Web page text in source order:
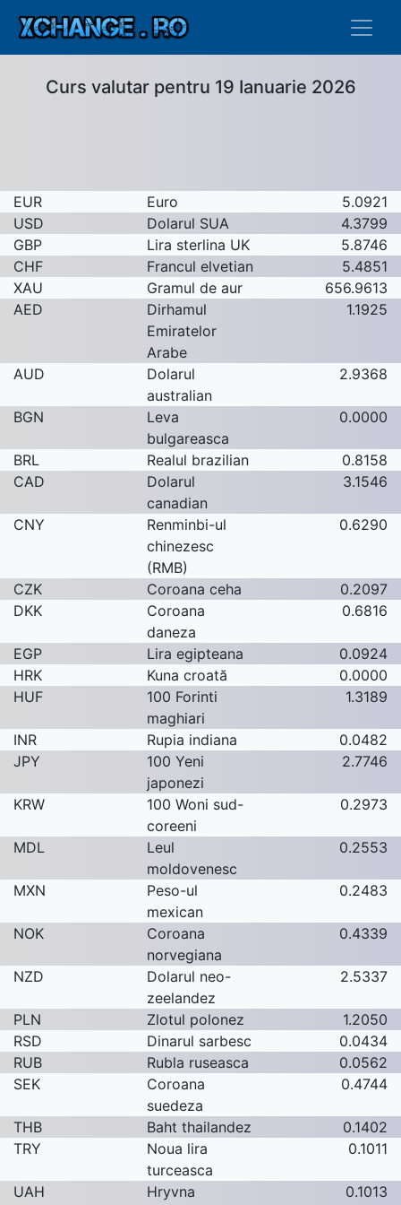
Curs valutar pentru 19 Ianuarie 2026
EUR Euro
5.0921
USD
Dolarul SUA
4.3799
GBP
Lira sterlina UK
5.8746
CHF
Francul elvetian
5.4851
XAU
Gramul de aur
656.9613
AED
Dirhamul
Emiratelor
Arabe
1.1925
AUD
Dolarul
australian
2.9368
BGN
Leva
bulgareasca
0.0000
BRL Realul brazilian
0.8158
CAD
Dolarul
canadian
3.1546
CNY
Renminbi-ul
chinezesc
(RMB)
0.6290
CZK Coroana ceha
0.2097
DKK
Coroana
daneza
0.6816
EGP Lira egipteana
0.0924
HRK
Kuna croată
0.0000
HUF
100 Forinti
maghiari
1.3189
INR Rupia indiana
0.0482
JPY
100 Yeni
japonezi
2.7746
KRW
100 Woni sud-
coreeni
0.2973
MDL
Leul
moldovenesc
0.2553
MXN
Peso-ul
mexican
0.2483
NOK
Coroana
norvegiana
0.4339
NZD
Dolarul neo-
zeelandez
2.5337
PLN Zlotul polonez
1.2050
RSD
Dinarul sarbesc
0.0434
RUB
Rubla ruseasca
0.0562
SEK
Coroana
suedeza
0.4744
THB Baht thailandez
0.1402
TRY
Noua lira
turceasca
0.1011
UAH
Hryvna
0.1013